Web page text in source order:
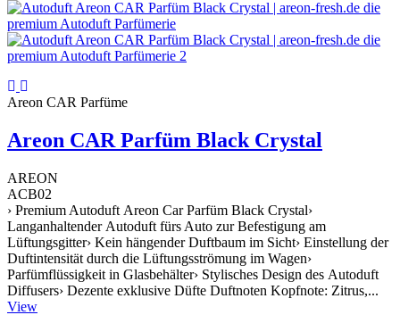
Areon CAR Parfüme
Areon CAR Parfüm Black Crystal
AREON
ACB02
› Premium Autoduft Areon Car Parfüm Black Crystal›
Langanhaltender Autoduft fürs Auto zur Befestigung am
Lüftungsgitter› Kein hängender Duftbaum im Sicht› Einstellung der
Duftintensität durch die Lüftungsströmung im Wagen›
Parfümflüssigkeit in Glasbehälter› Stylisches Design des Autoduft
Diffusers› Dezente exklusive Düfte Duftnoten Kopfnote: Zitrus,...
View